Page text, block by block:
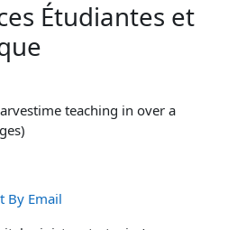
Étudiantes et
teaching in over a
By Email